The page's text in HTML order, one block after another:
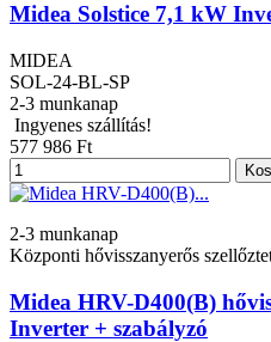
Midea Solstice 7,1 kW
MIDEA
SOL-24-BL-SP
2-3 munkanap
Ingyenes szállítás!
577 986 Ft
2-3 munkanap
Központi hővisszanyerős
Midea HRV-D400(B)
Inverter + szabályzó